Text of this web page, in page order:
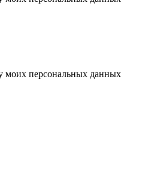
моих персональных данных